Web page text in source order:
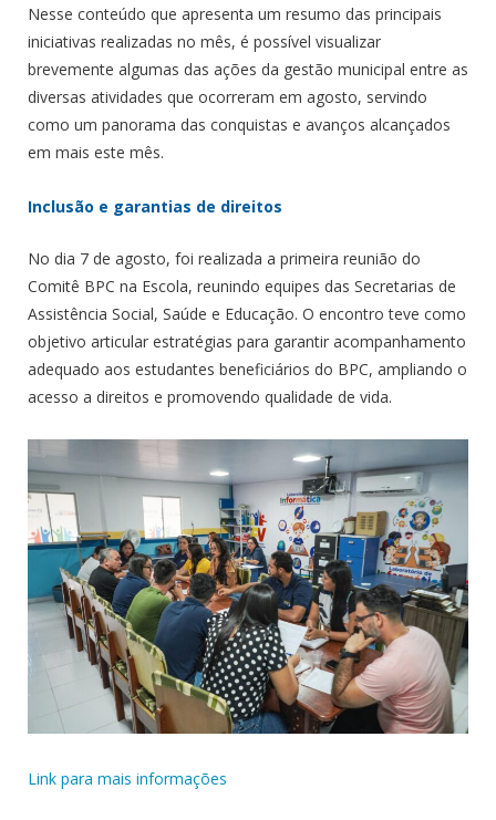
Nesse conteúdo que apresenta um resumo das principais
iniciativas realizadas no mês, é possível visualizar
brevemente algumas das ações da gestão municipal entre as
diversas atividades que ocorreram em agosto, servindo
como um panorama das conquistas e avanços alcançados
em mais este mês.
Inclusão e garantias de direitos
No dia 7 de agosto, foi realizada a primeira reunião do
Comitê BPC na Escola, reunindo equipes das Secretarias de
Assistência Social, Saúde e Educação. O encontro teve como
objetivo articular estratégias para garantir acompanhamento
adequado aos estudantes beneficiários do BPC, ampliando o
acesso a direitos e promovendo qualidade de vida.
Link para mais informações